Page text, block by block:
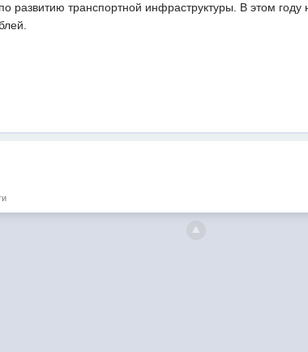
развитию транспортной инфраструктуры. В этом